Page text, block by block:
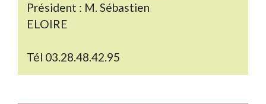
Président : M. Sébastien
ELOIRE
Tél 03.28.48.42.95